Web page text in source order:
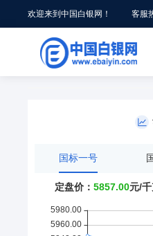
欢迎来到中国白银网！ 客服
国标一号
定盘价： 5857.00元/